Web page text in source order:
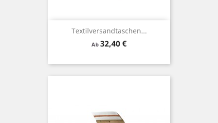
Textilversandtaschen...
Ab Preis
32,40 €